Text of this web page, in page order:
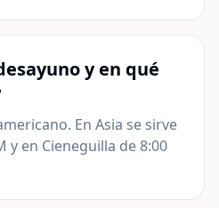
y en qué
En Asia se sirve
y en Cieneguilla de 8:00